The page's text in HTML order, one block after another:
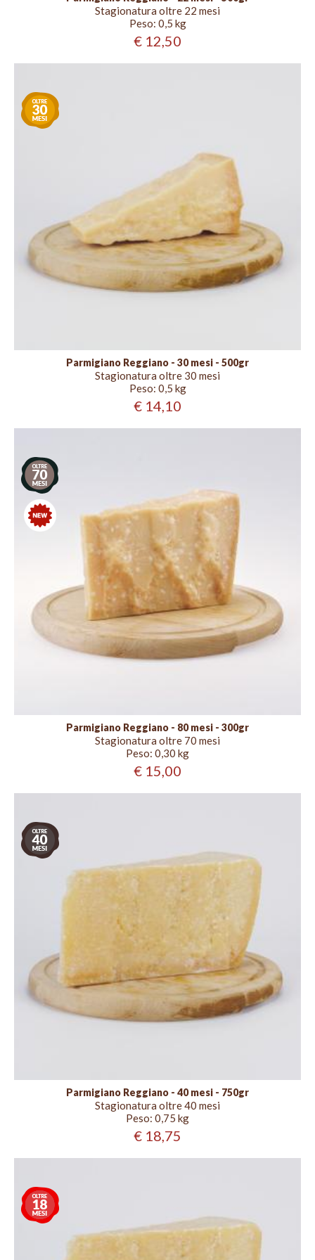
Stagionatura oltre 22 mesi
Peso: 0,5 kg
€ 12,50
Stagionatura
oltre
30
Parmigiano Reggiano - 30 mesi - 500gr
Stagionatura oltre 30 mesi
Peso: 0,5 kg
€ 14,10
Stagionatura
oltre
70
mesi
Nuovo
Parmigiano Reggiano - 80 mesi - 300gr
Stagionatura oltre 70 mesi
Peso: 0,30 kg
€ 15,00
Stagionatura
oltre
40
Parmigiano Reggiano - 40 mesi - 750gr
Stagionatura oltre 40 mesi
Peso: 0,75 kg
€ 18,75
Stagionatura
oltre
18